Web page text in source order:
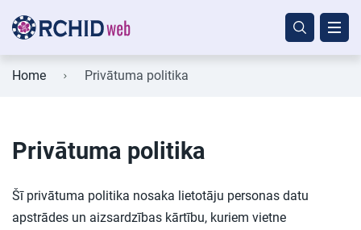
Home Privātuma politika
Privātuma politika
Šī privātuma politika nosaka lietotāju personas datu
apstrādes un aizsardzības kārtību, kuriem vietne